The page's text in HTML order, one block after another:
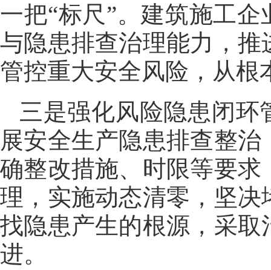
一把“标尺”。建筑施工
与隐患排查治理能力，
管控重大安全风险，从根
三是强化风险隐患闭环
展安全生产隐患排查整
确整改措施、时限等要
理，实施动态清零，坚
找隐患产生的根源，采
进。